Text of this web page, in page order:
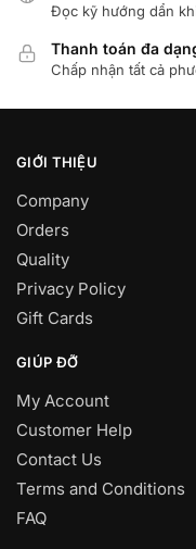
Đọc kỹ hướng dẩn
Thanh toán đa
Chấp nhận tất cả
GIỚI THIỆU
Company
Orders
Quality
Privacy Policy
Gift Cards
GIÚP ĐỠ
My Account
Customer Help
Contact Us
Terms and Conditions
FAQ